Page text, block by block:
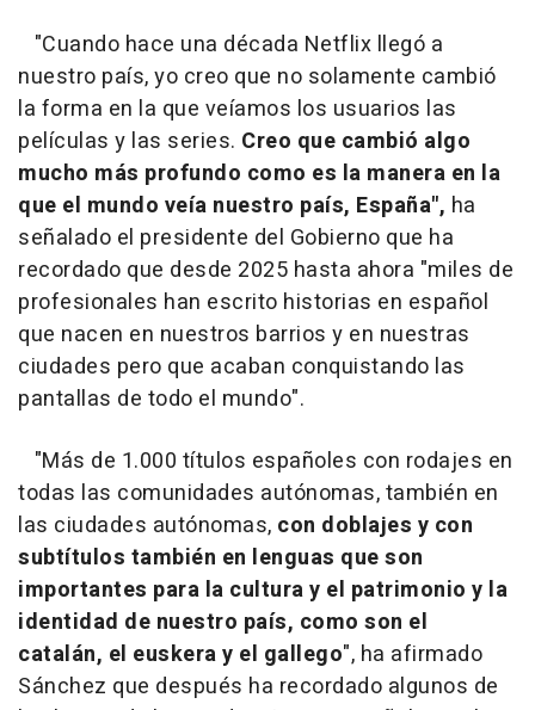
"Cuando hace una década Netflix llegó a
nuestro país, yo creo que no solamente cambió
la forma en la que veíamos los usuarios las
películas y las series. Creo que cambió algo
mucho más profundo como es la manera en la
que el mundo veía nuestro país, España", ha
señalado el presidente del Gobierno que ha
recordado que desde 2025 hasta ahora "miles de
profesionales han escrito historias en español
que nacen en nuestros barrios y en nuestras
ciudades pero que acaban conquistando las
pantallas de todo el mundo".
"Más de 1.000 títulos españoles con rodajes en
todas las comunidades autónomas, también en
las ciudades autónomas, con doblajes y con
subtítulos también en lenguas que son
importantes para la cultura y el patrimonio y la
identidad de nuestro país, como son el
catalán, el euskera y el gallego", ha afirmado
Sánchez que después ha recordado algunos de